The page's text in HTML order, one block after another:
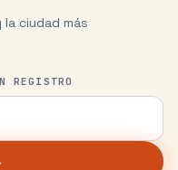
ciudad más
REGISTRO